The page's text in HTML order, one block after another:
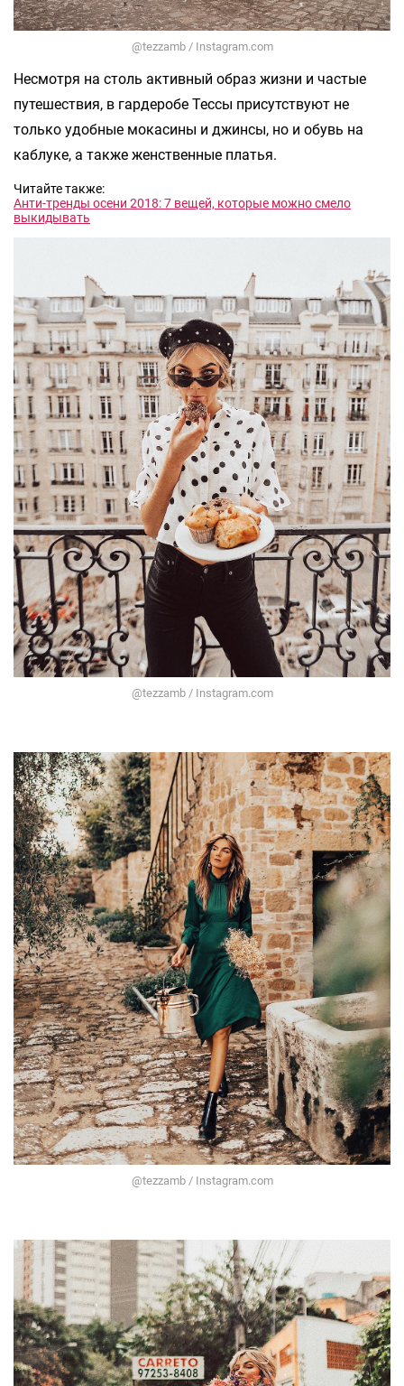
@tezzamb / Instagram.com
Несмотря на столь активный образ жизни и частые
путешествия, в гардеробе Тессы присутствуют не
только удобные мокасины и джинсы, но и обувь на
каблуке, а также женственные платья.
Читайте также:
Анти-тренды осени 2018: 7 вещей, которые можно смело
выкидывать
@tezzamb / Instagram.com
@tezzamb / Instagram.com